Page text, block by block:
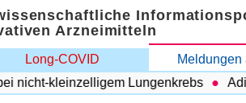
Arzneimitteln
Long-COVID
kleinzelligem Lungenkrebs